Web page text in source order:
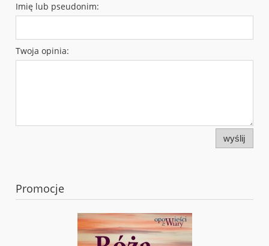
Imię lub pseudonim:
Twoja opinia:
wyślij
Promocje